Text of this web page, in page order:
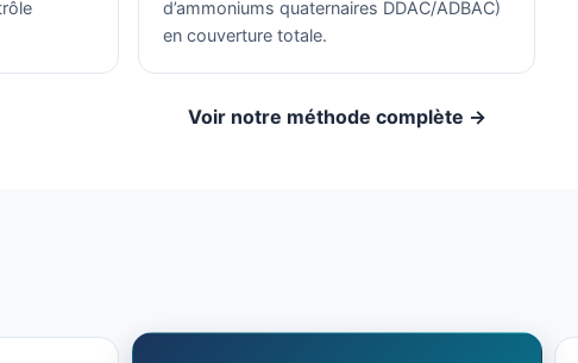
d’ammoniums quaternaires DDAC/ADBAC)
en couverture totale.
Voir notre méthode complète →